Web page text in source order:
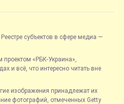
субъектов в сфере медиа —
проектом «РБК-Украина»,
и всё, что интересно читать вне
изображения принадлежат их
фотографий, отмеченных Getty